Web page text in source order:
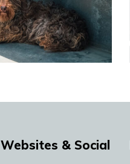
Websites & Social